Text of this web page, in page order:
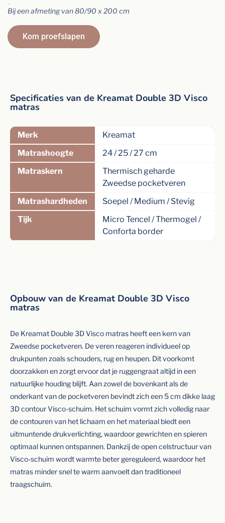
Bij een afmeting van 80/90 x 200 cm
Kom proefslapen
Specificaties van de Kreamat Double 3D Visco
matras
Merk
Kreamat
Matrashoogte
24 / 25 / 27 cm
Matraskern
Thermisch geharde
Zweedse pocketveren
Matrashardheden
Soepel / Medium / Stevig
Tijk
Micro Tencel / Thermogel /
Conforta border
Opbouw van de Kreamat Double 3D Visco
matras
De Kreamat Double 3D Visco matras heeft een kern van
Zweedse pocketveren. De veren reageren individueel op
drukpunten zoals schouders, rug en heupen. Dit voorkomt
doorzakken en zorgt ervoor dat je ruggengraat altijd in een
natuurlijke houding blijft. Aan zowel de bovenkant als de
onderkant van de pocketveren bevindt zich een 5 cm dikke laag
3D contour Visco-schuim. Het schuim vormt zich volledig naar
de contouren van het lichaam en het materiaal biedt een
uitmuntende drukverlichting, waardoor gewrichten en spieren
optimaal kunnen ontspannen. Dankzij de open celstructuur van
Visco-schuim wordt warmte beter gereguleerd, waardoor het
matras minder snel te warm aanvoelt dan traditioneel
traagschuim.